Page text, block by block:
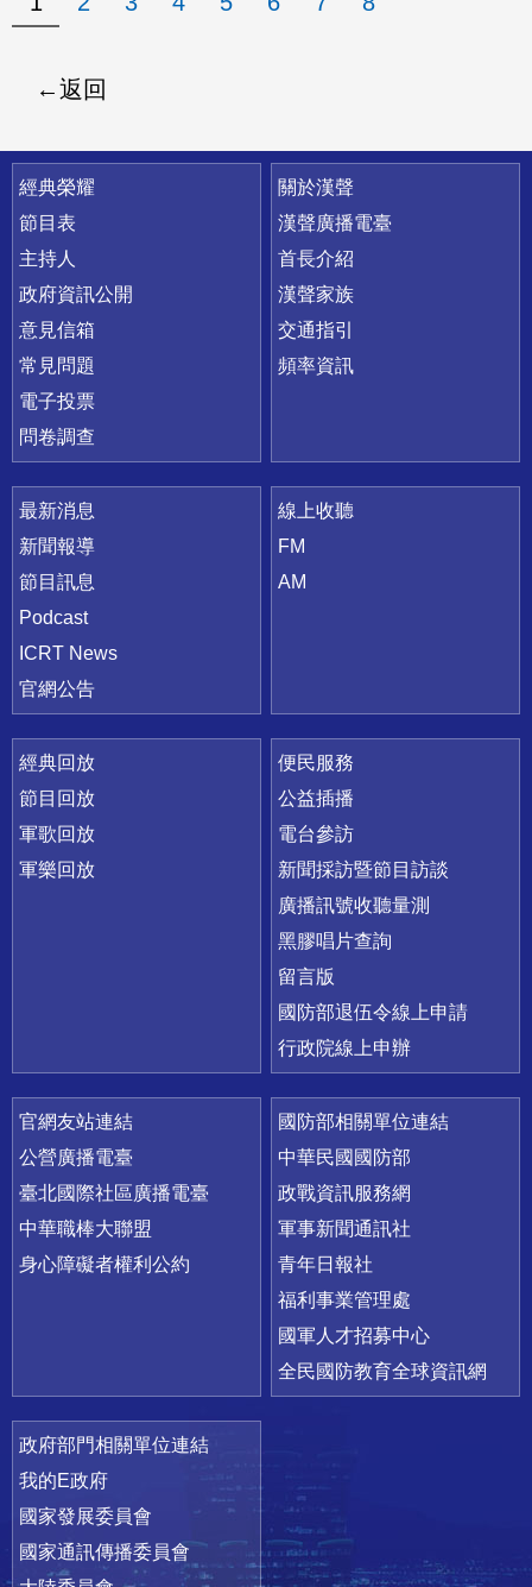
返回
快速連結
經典榮耀
節目表
主持人
政府資訊公開
意見信箱
常見問題
電子投票
問卷調查
關於漢聲
漢聲廣播電臺
首長介紹
漢聲家族
交通指引
頻率資訊
最新消息
新聞報導
節目訊息
Podcast
ICRT News
官網公告
線上收聽
FM
AM
經典回放
節目回放
軍歌回放
軍樂回放
便民服務
公益插播
電台參訪
新聞採訪暨節目訪談
廣播訊號收聽量測
黑膠唱片查詢
留言版
國防部退伍令線上申請
行政院線上申辦
官網友站連結
公營廣播電臺
臺北國際社區廣播電臺
中華職棒大聯盟
身心障礙者權利公約
國防部相關單位連結
中華民國國防部
政戰資訊服務網
軍事新聞通訊社
青年日報社
福利事業管理處
國軍人才招募中心
全民國防教育全球資訊網
政府部門相關單位連結
我的E政府
國家發展委員會
國家通訊傳播委員會